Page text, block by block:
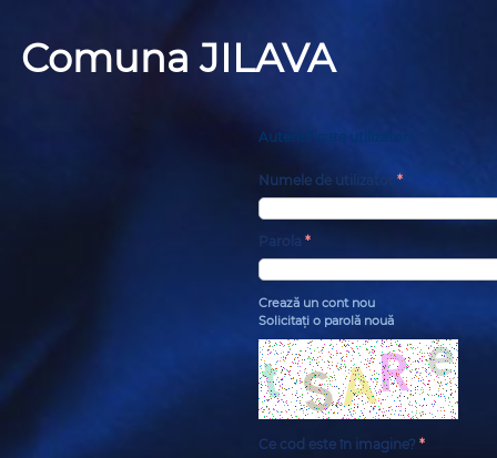
Comuna JILAVA
Autentificare utilizatori
Numele de utilizator *
Parola *
Crează un cont nou
Solicitaţi o parolă nouă
Ce cod este în imagine? *